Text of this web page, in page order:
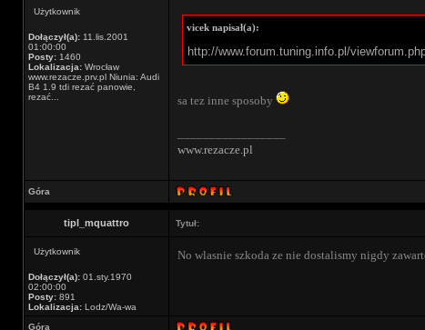
Użytkownik
Dołączył(a): 11.lis.2001
01:00:00
Posty: 1460
Lokalizacja: Wrocław
www.rezacze.prv.pl Niunia: Audi
B4 1.9 tdi rezać panowie,
rezać...
vicek napisał(a):
http://www.forum.tuning.info.pl/
sa tez inne sposoby
www.rezacze.pl
Góra
tipl_mquattro Tytuł:
Użytkownik
Dołączył(a): 01.sty.1970
02:00:00
Posty: 891
Lokalizacja: Lodz/Wa-wa
No wlasnie szkoda ze nie dostalismy nigdy
Góra